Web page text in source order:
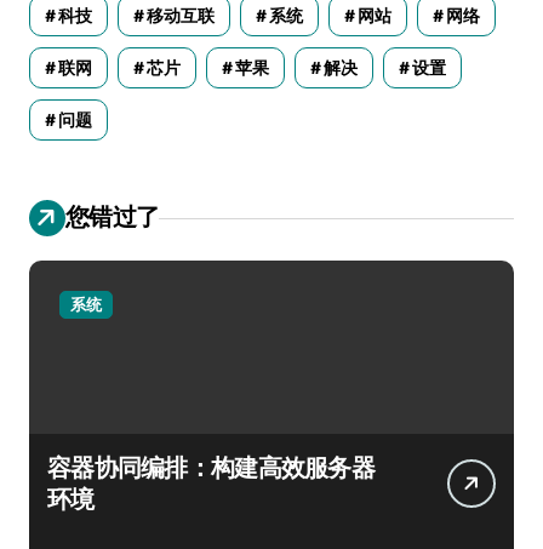
科技 移动互联 系统 网站 网络
联网 芯片 苹果 解决 设置
问题
您错过了
系统
容器协同编排：构建高效服务器
环境